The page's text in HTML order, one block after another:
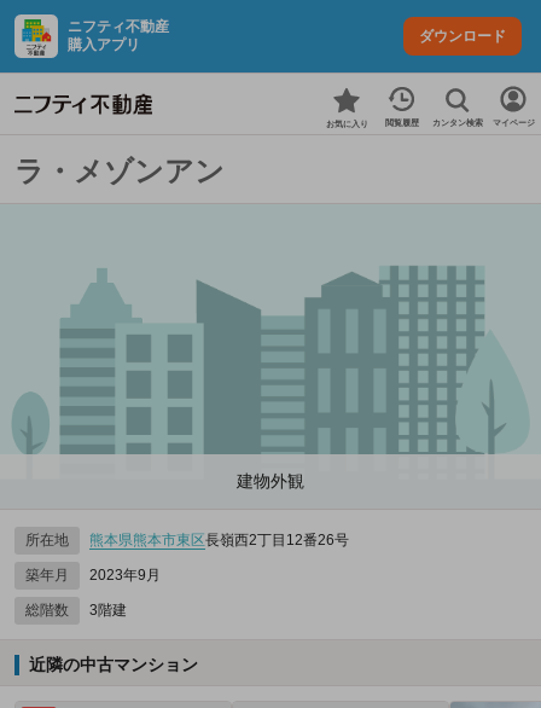
ニフティ不動産
購入アプリ
ダウンロード
お気に入り 閲覧履歴 カンタン検索 マイページ
ラ・メゾンアン
建物外観
所在地 熊本県熊本市東区長嶺西2丁目12番26号
築年月 2023年9月
総階数 3階建
近隣の中古マンション